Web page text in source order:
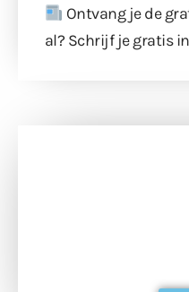
Ontvang je de
al? Schrijf je gratis in